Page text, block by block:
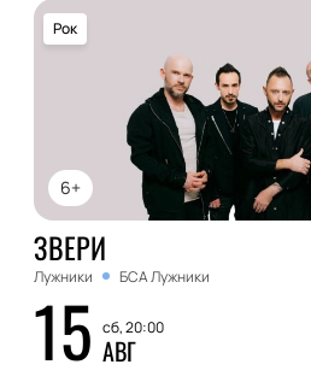
6+
Рок
ЗВЕРИ
Лужники БСА Лужники
15 сб, 20:00
АВГ